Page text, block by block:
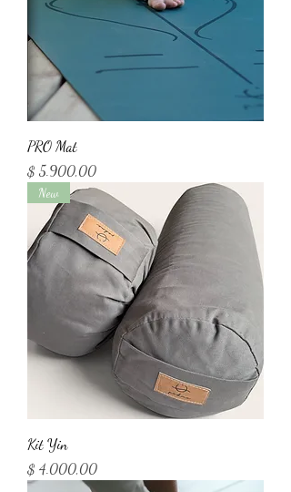
PRO Mat
Precio
$ 5.900,00
New
Kit Yin
Precio
$ 4.000,00